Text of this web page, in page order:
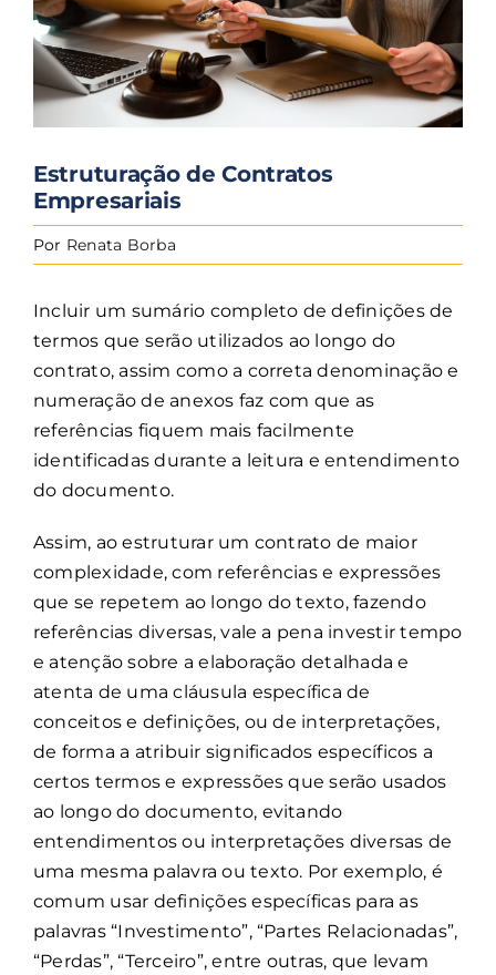
EN
Estruturação de Contratos
Empresariais
Por Renata Borba
Incluir um sumário completo de definições de
termos que serão utilizados ao longo do
contrato, assim como a correta denominação e
numeração de anexos faz com que as
referências fiquem mais facilmente
identificadas durante a leitura e entendimento
do documento.
Assim, ao estruturar um contrato de maior
complexidade, com referências e expressões
que se repetem ao longo do texto, fazendo
referências diversas, vale a pena investir tempo
e atenção sobre a elaboração detalhada e
atenta de uma cláusula específica de
conceitos e definições, ou de interpretações,
de forma a atribuir significados específicos a
certos termos e expressões que serão usados
ao longo do documento, evitando
entendimentos ou interpretações diversas de
uma mesma palavra ou texto. Por exemplo, é
comum usar definições específicas para as
palavras “Investimento”, “Partes Relacionadas”,
“Perdas”, “Terceiro”, entre outras, que levam